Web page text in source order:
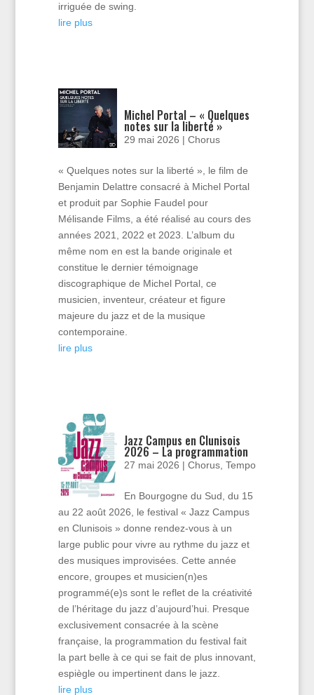
irriguée de swing.
lire plus
Michel Portal – « Quelques
notes sur la liberté »
29 mai 2026 |Chorus
« Quelques notes sur la liberté », le film de
Benjamin Delattre consacré à Michel Portal
et produit par Sophie Faudel pour
Mélisande Films, a été réalisé au cours des
années 2021, 2022 et 2023. L’album du
même nom en est la bande originale et
constitue le dernier témoignage
discographique de Michel Portal, ce
musicien, inventeur, créateur et figure
majeure du jazz et de la musique
contemporaine.
lire plus
Jazz Campus en Clunisois
2026 – La programmation
27 mai 2026 |Chorus ,Tempo
En Bourgogne du Sud, du 15
au 22 août 2026, le festival « Jazz Campus
en Clunisois » donne rendez-vous à un
large public pour vivre au rythme du jazz et
des musiques improvisées. Cette année
encore, groupes et musicien(n)es
programmé(e)s sont le reflet de la créativité
de l’héritage du jazz d’aujourd’hui. Presque
exclusivement consacrée à la scène
française, la programmation du festival fait
la part belle à ce qui se fait de plus innovant,
espiègle ou impertinent dans le jazz.
lire plus